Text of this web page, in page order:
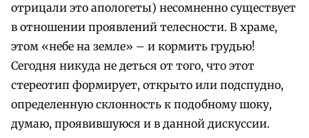
отрицали это апологеты) несомненно существует
в отношении проявлений телесности. В храме,
этом «небе на земле» – и кормить грудью!
Сегодня никуда не деться от того, что этот
стереотип формирует, открыто или подспудно,
определенную склонность к подобному шоку,
думаю, проявившуюся и в данной дискуссии.